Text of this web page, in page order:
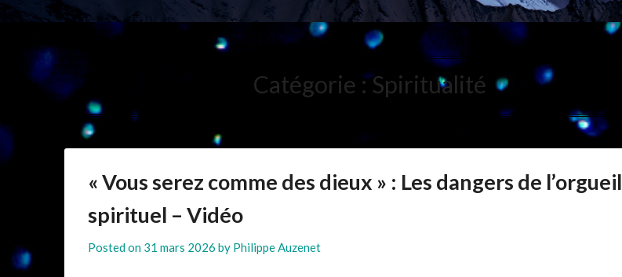
Catégorie :Spiritualité
« Vous serez comme des dieux » : Les dangers de l’orgueil
spirituel – Vidéo
Posted on 31 mars 2026 by Philippe Auzenet